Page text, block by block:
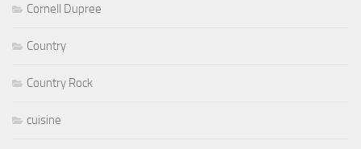
Cornell Dupree
Country
Country Rock
cuisine